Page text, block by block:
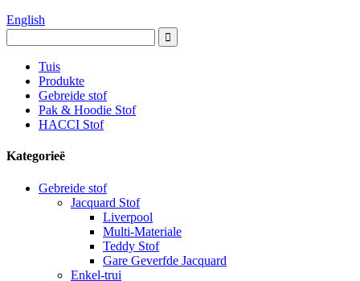
English
Tuis
Produkte
Gebreide stof
Pak & Hoodie Stof
HACCI Stof
Kategorieë
Gebreide stof
Jacquard Stof
Liverpool
Multi-Materiale
Teddy Stof
Gare Geverfde Jacquard
Enkel-trui